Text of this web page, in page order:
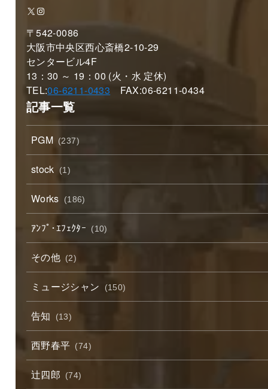
X Instagram
〒542-0086
大阪市中央区西心斎橋2-10-29
センタービル4F
13：30 ～ 19：00 (火・水 定休)
TEL:06-6211-0433 FAX:06-6211-0434
記事一覧
PGM (237)
stock (1)
Works (186)
ｱﾝﾌﾟ･ｴﾌｪｸﾀｰ (10)
その他 (2)
ミュージシャン (150)
告知 (13)
西野春平 (74)
辻四郎 (74)